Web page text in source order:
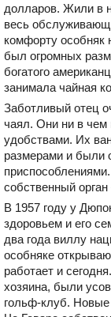
долларов. Жили в
весь
комфорту особняк
был огромных
богатого
занимала чайная
Заботливый отец
чаял. Они ни в чем
удобствами. Их
размерами и были
собственный
В 1957 году у
здоровьем и его
два года виллу
особняке
работает и
хозяина, были
гольф-клуб. Новые